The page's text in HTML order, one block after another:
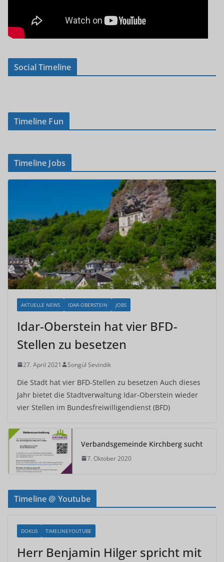
Social Timeline
Timeline Fun
Timeline Jobs
AKTUELLE NEWS IDAR-OBERSTEIN JOBS
Idar-Oberstein hat vier BFD-
Stellen zu besetzen
27. April 2021 Songül Sevindik
Die Stadt hat vier BFD-Stellen zu besetzen Auch dieses
Jahr bietet die Stadtverwaltung Idar-Oberstein wieder
vier Stellen im Bundesfreiwilligendienst (BFD)
Verbandsgemeinde Kirchberg sucht
7. Oktober 2020
Timeline @ Youtube
DOKUS TIMELINEYOUTUBE
Herr Benjamin Hilger spricht mit